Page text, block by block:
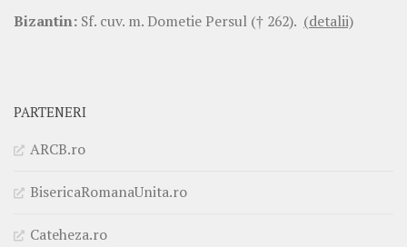
Bizantin: Sf. cuv. m. Dometie Persul († 262). (detalii)
PARTENERI
ARCB.ro
BisericaRomanaUnita.ro
Cateheza.ro